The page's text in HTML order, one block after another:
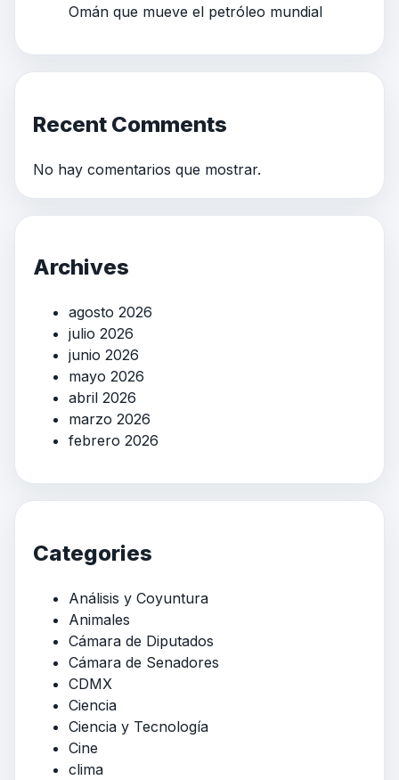
Omán que mueve el petróleo mundial
Recent Comments
No hay comentarios que mostrar.
Archives
agosto 2026
julio 2026
junio 2026
mayo 2026
abril 2026
marzo 2026
febrero 2026
Categories
Análisis y Coyuntura
Animales
Cámara de Diputados
Cámara de Senadores
CDMX
Ciencia
Ciencia y Tecnología
Cine
clima